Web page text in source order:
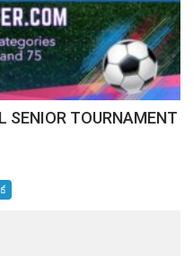
SENIOR TOURNAMENT